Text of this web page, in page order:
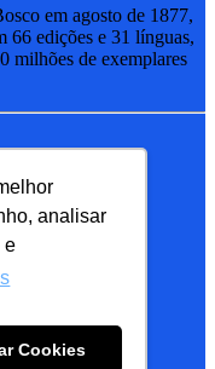
analisar
e
Cookies
em agosto de 1877,
66 edições e 31 línguas,
milhões de exemplares